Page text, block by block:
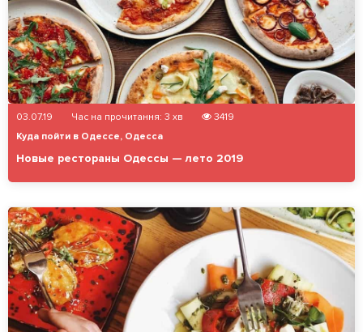
03.07.19 Час на прочитання: 3 хв
3419
Куда пойти в Одессе, Одесса
Новые рестораны Одессы — лето 2019